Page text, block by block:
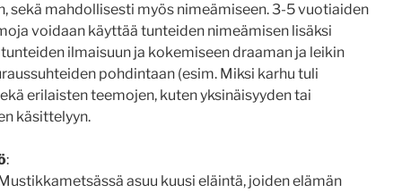
sekä mahdollisesti myös nimeämiseen. 3-5 vuotiaiden
voidaan käyttää tunteiden nimeämisen lisäksi
ilmaisuun ja kokemiseen draaman ja leikin
pohdintaan (esim. Miksi karhu tuli
erilaisten teemojen, kuten yksinäisyyden tai
käsittelyyn.
:
asuu kuusi eläintä, joiden elämän